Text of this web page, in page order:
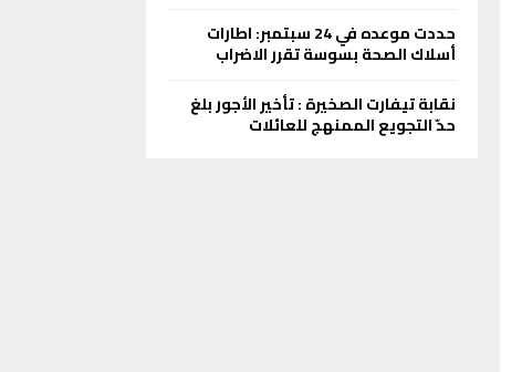
حددت موعده في 24 سبتمبر: اطارات
أسلاك الصحة بسوسة تقرر الاضراب
نقابة تيفارت الصخيرة : تأخير الأجور بلغ
حدّ التجويع الممنهج للعائلات